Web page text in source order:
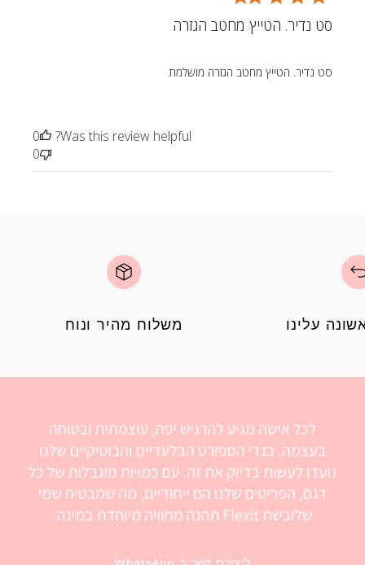
סט נדיר. הטייץ מחטב הגזרה
סט נדיר. הטייץ מחטב הגזרה מושלמת
Was this review helpful?
0
0
משלוח מהיר ונוח עלינו
WhatsApp ליצירת קשר ב